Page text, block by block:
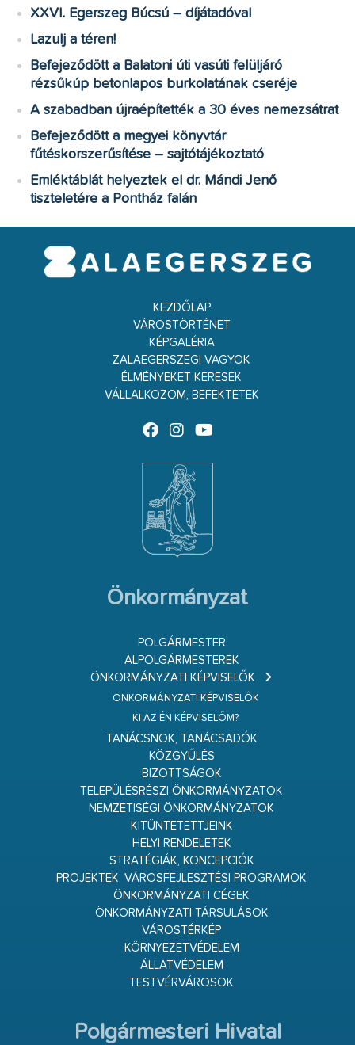
XXVI. Egerszeg Búcsú – díjátadóval
Lazulj a téren!
Befejeződött a Balatoni úti vasúti felüljáró
rézsűkúp betonlapos burkolatának cseréje
A szabadban újraépítették a 30 éves nemezsátrat
Befejeződött a megyei könyvtár
fűtéskorszerűsítése – sajtótájékoztató
Emléktáblát helyeztek el dr. Mándi Jenő
tiszteletére a Pontház falán
KEZDŐLAP
VÁROSTÖRTÉNET
KÉPGALÉRIA
ZALAEGERSZEGI VAGYOK
ÉLMÉNYEKET KERESEK
VÁLLALKOZOM, BEFEKTETEK
Önkormányzat
POLGÁRMESTER
ALPOLGÁRMESTEREK
ÖNKORMÁNYZATI KÉPVISELŐK
ÖNKORMÁNYZATI KÉPVISELŐK
KI AZ ÉN KÉPVISELŐM?
TANÁCSNOK, TANÁCSADÓK
KÖZGYŰLÉS
BIZOTTSÁGOK
TELEPÜLÉSRÉSZI ÖNKORMÁNYZATOK
NEMZETISÉGI ÖNKORMÁNYZATOK
KITÜNTETETTJEINK
HELYI RENDELETEK
STRATÉGIÁK, KONCEPCIÓK
PROJEKTEK, VÁROSFEJLESZTÉSI PROGRAMOK
ÖNKORMÁNYZATI CÉGEK
ÖNKORMÁNYZATI TÁRSULÁSOK
VÁROSTÉRKÉP
KÖRNYEZETVÉDELEM
ÁLLATVÉDELEM
TESTVÉRVÁROSOK
Polgármesteri Hivatal